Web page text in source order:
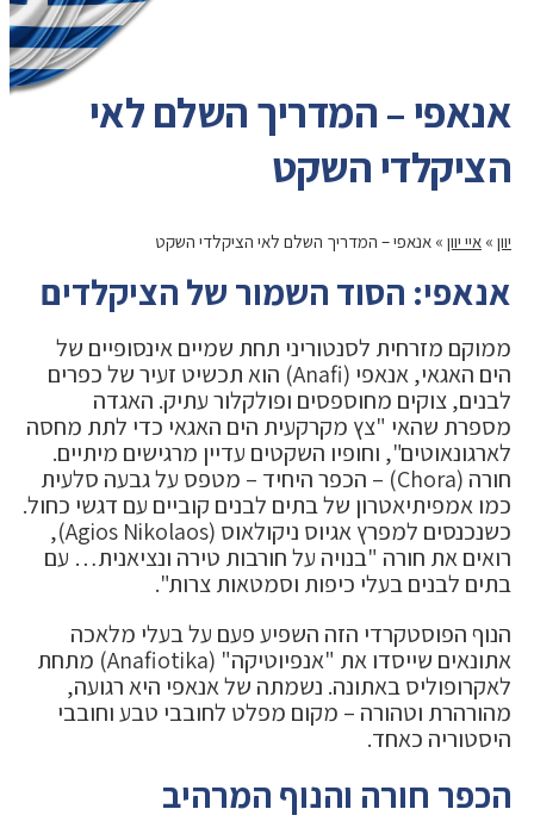
אנאפי – המדריך השלם לאי
הציקלדי השקט
יוון » איי יוון » אנאפי – המדריך השלם לאי הציקלדי השקט
אנאפי: הסוד השמור של הציקלדים
ממוקם מזרחית לסנטוריני תחת שמיים אינסופיים של
הים האגאי, אנאפי (Anafi) הוא תכשיט זעיר של כפרים
לבנים, צוקים מחוספסים ופולקלור עתיק. האגדה
מספרת שהאי "צץ מקרקעית הים האגאי כדי לתת מחסה
לארגונאוטים", וחופיו השקטים עדיין מרגישים מיתיים.
חורה (Chora) – הכפר היחיד – מטפס על גבעה סלעית
כמו אמפיתיאטרון של בתים לבנים קוביים עם דגשי כחול.
כשנכנסים למפרץ אגיוס ניקולאוס (Agios Nikolaos),
רואים את חורה "בנויה על חורבות טירה ונציאנית… עם
בתים לבנים בעלי כיפות וסמטאות צרות".
הנוף הפוסטקרדי הזה השפיע פעם על בעלי מלאכה
אתונאים שייסדו את "אנפיוטיקה" (Anafiotika) מתחת
לאקרופוליס באתונה. נשמתה של אנאפי היא רגועה,
מהורהרת וטהורה – מקום מפלט לחובבי טבע וחובבי
היסטוריה כאחד.
הכפר חורה והנוף המרהיב